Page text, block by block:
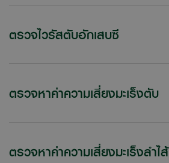
ตรวจไวรัสตับอักเสบซี
ตรวจหาค่าความเสี่ยงมะเร็งตับ
ตรวจหาค่าความเสี่ยงมะเร็งลำไส้